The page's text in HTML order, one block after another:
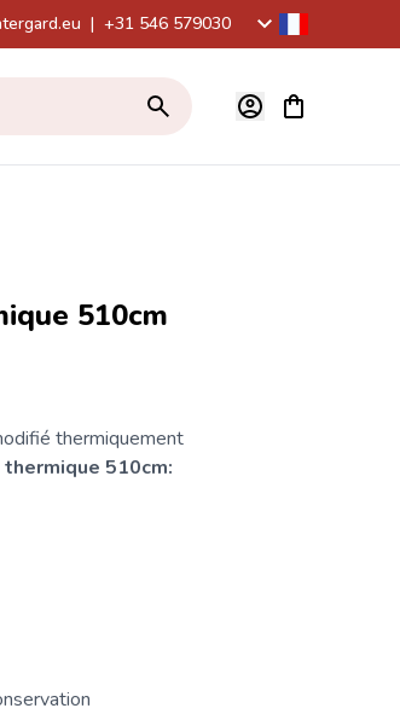
| +31 546 579030
Voir le
510cm
thermiquement
510cm: